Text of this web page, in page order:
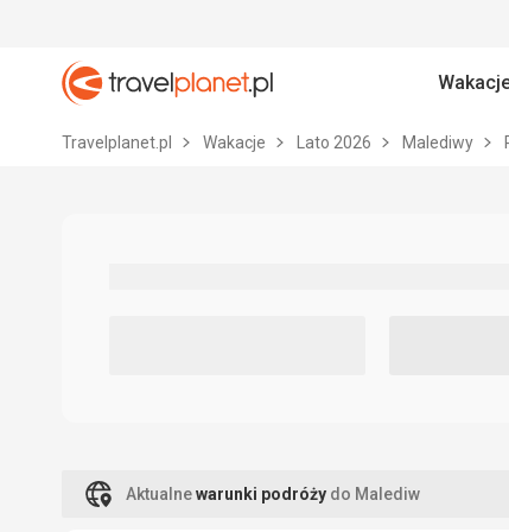
Travelplanet.pl
Travelplanet.pl Wakacje Lato 2026 Malediwy
Aktualnewarunki podróży do Malediw